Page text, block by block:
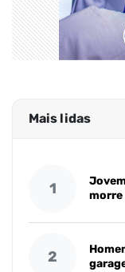
Mais lidas
1
morre
2